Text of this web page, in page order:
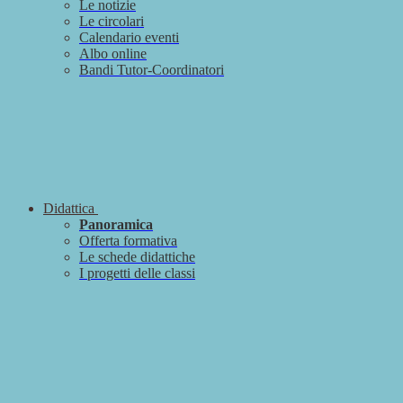
Le notizie
Le circolari
Calendario eventi
Albo online
Bandi Tutor-Coordinatori
Didattica
Panoramica
Offerta formativa
Le schede didattiche
I progetti delle classi